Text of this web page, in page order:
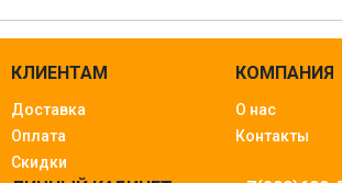
КЛИЕНТАМ
Доставка
Оплата
Скидки
КОМПАНИЯ
О нас
Контакты